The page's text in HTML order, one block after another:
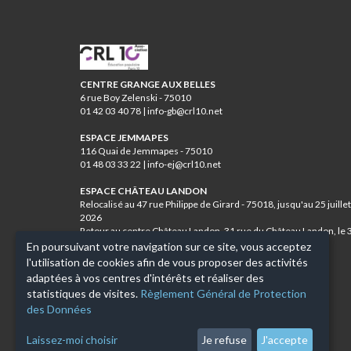
CRL10
CENTRE GRANGE AUX BELLES
6 rue Boy Zelenski - 75010
01 42 03 40 78 | info-gb@crl10.net
ESPACE JEMMAPES
116 Quai de Jemmapes - 75010
01 48 03 33 22 | info-ej@crl10.net
ESPACE CHÂTEAU LANDON
Relocalisé au 47 rue Philippe de Girard - 75018, jusqu'au 25 juillet
2026
Retour au centre Château Landon, 31 rue du Château Landon, le
août 2026
01 46 07 84 12 | info-cl@crl10.net
CENTRE JEAN VERDIER
11 rue de Lancry - 75010
01 42 03 00 47 | info-jv@crl10.net
En poursuivant votre navigation sur ce site, vous acceptez
l'utilisation de cookies afin de vous proposer des activités
adaptées à vos centres d'intérêts et réaliser des
statistiques de visites. Règlement Général de Protection
des Données
Laissez-moi choisir Je refuse J'accepte